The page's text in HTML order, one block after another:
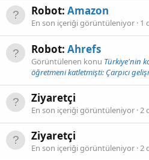
Robot: Amazon
En son içeriği görüntüleniyor 1
Robot: Ahrefs
Görüntülenen konu Türkiye'nin
öğretmeni katletmişti: Çarpıcı
Ziyaretçi
En son içeriği görüntüleniyor 2
Ziyaretçi
En son içeriği görüntüleniyor 2